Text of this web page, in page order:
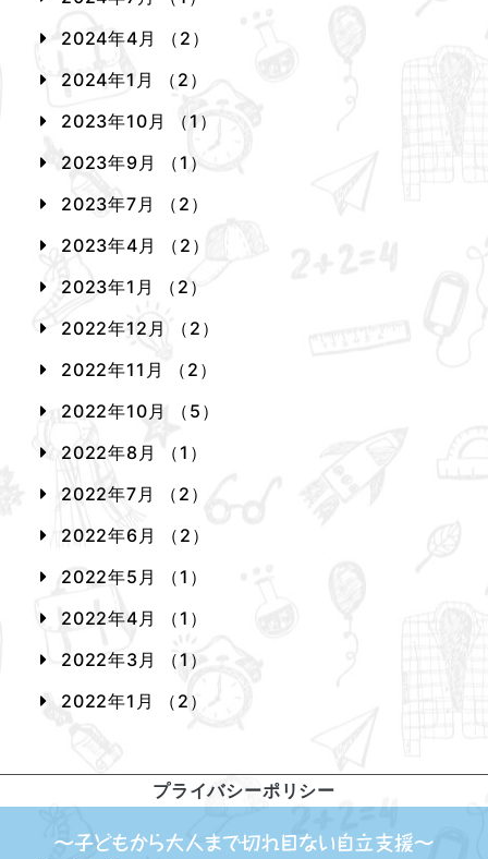
2024年4月 （2）
2024年1月 （2）
2023年10月 （1）
2023年9月 （1）
2023年7月 （2）
2023年4月 （2）
2023年1月 （2）
2022年12月 （2）
2022年11月 （2）
2022年10月 （5）
2022年8月 （1）
2022年7月 （2）
2022年6月 （2）
2022年5月 （1）
2022年4月 （1）
2022年3月 （1）
2022年1月 （2）
プライバシーポリシー